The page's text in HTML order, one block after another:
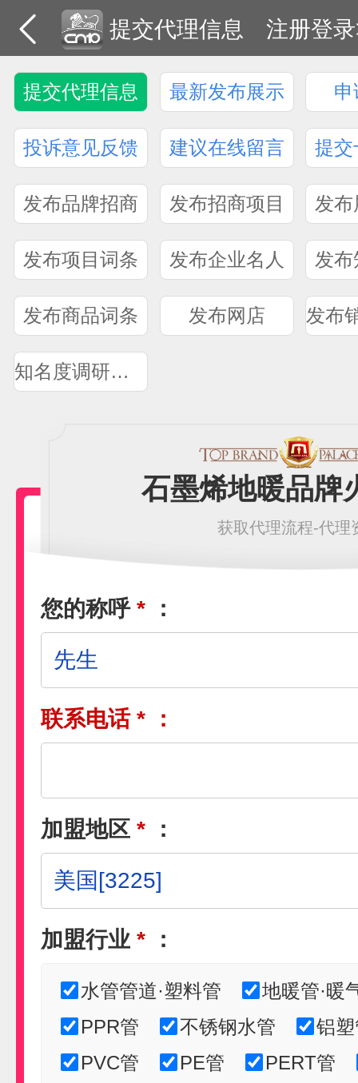
提交代理信息 注册登
提交代理信息 最新发布展示 申
投诉意见反馈 建议在线留言 提交
发布品牌招商 发布招商项目 发
发布项目词条 发布企业名人 发
发布商品词条 发布网店
知名度调研问卷
石墨烯地暖品牌
获取代理流程-代理
您的称呼 * ：
联系电话 * ：
加盟地区 * ：
加盟行业 * ：
水管管道·塑料管
地暖管·暖
PPR管
不锈钢水管
铝
PVC管
PE管
PERT管